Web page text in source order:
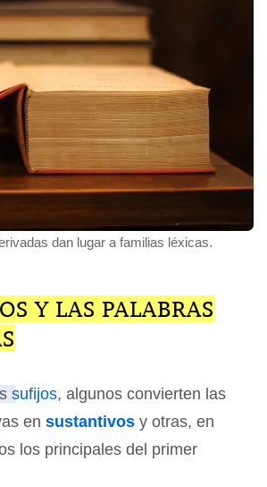
dan lugar a familias léxicas.
Y LAS PALABRAS
sufijos, algunos convierten las
en sustantivos y otras, en
los principales del primer